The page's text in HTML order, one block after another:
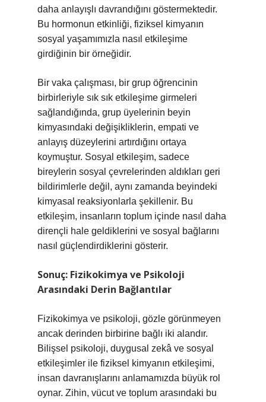
daha anlayışlı davrandığını göstermektedir.
Bu hormonun etkinliği, fiziksel kimyanın
sosyal yaşamımızla nasıl etkileşime
girdiğinin bir örneğidir.
Bir vaka çalışması, bir grup öğrencinin
birbirleriyle sık sık etkileşime girmeleri
sağlandığında, grup üyelerinin beyin
kimyasındaki değişikliklerin, empati ve
anlayış düzeylerini artırdığını ortaya
koymuştur. Sosyal etkileşim, sadece
bireylerin sosyal çevrelerinden aldıkları geri
bildirimlerle değil, aynı zamanda beyindeki
kimyasal reaksiyonlarla şekillenir. Bu
etkileşim, insanların toplum içinde nasıl daha
dirençli hale geldiklerini ve sosyal bağlarını
nasıl güçlendirdiklerini gösterir.
Sonuç: Fizikokimya ve Psikoloji
Arasındaki Derin Bağlantılar
Fizikokimya ve psikoloji, gözle görünmeyen
ancak derinden birbirine bağlı iki alandır.
Bilişsel psikoloji, duygusal zekâ ve sosyal
etkileşimler ile fiziksel kimyanın etkileşimi,
insan davranışlarını anlamamızda büyük rol
oynar. Zihin, vücut ve toplum arasındaki bu